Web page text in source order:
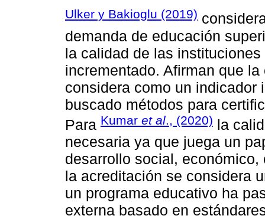
Ulker y Bakioglu (2019)
demanda de educación
la calidad de las
incrementado. Afirman que
considera como un indicador
buscado métodos para
Para Kumar et al ., (2020) la
necesaria ya que juega un
desarrollo social,
la acreditación se considera
un programa educativo ha
externa basado en